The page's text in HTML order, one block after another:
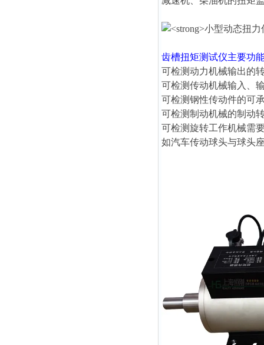
齿槽扭矩测试仪主要功
可检测动力机械输出的
可检测传动机械输入、
可检测钢性传动件的可
可检测制动机械的制动
可检测旋转工作机械需
如汽车传动球头与球头